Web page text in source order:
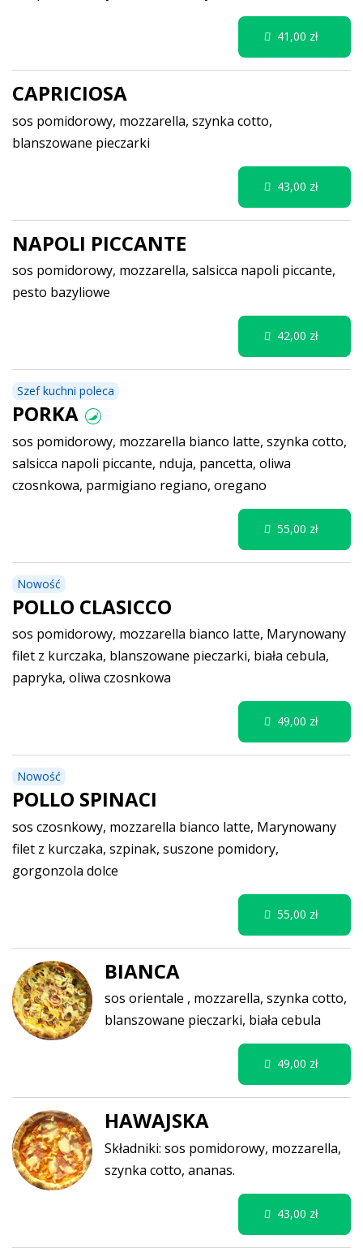
CAPRICIOSA
sos pomidorowy, mozzarella, szynka cotto,
blanszowane pieczarki
NAPOLI PICCANTE
sos pomidorowy, mozzarella, salsicca napoli piccante,
pesto bazyliowe
Szef kuchni poleca
PORKA
sos pomidorowy, mozzarella bianco latte, szynka cotto,
salsicca napoli piccante, nduja, pancetta, oliwa
czosnkowa, parmigiano regiano, oregano
Nowość
POLLO CLASICCO
sos pomidorowy, mozzarella bianco latte, Marynowany
filet z kurczaka, blanszowane pieczarki, biała cebula,
papryka, oliwa czosnkowa
Nowość
POLLO SPINACI
sos czosnkowy, mozzarella bianco latte, Marynowany
filet z kurczaka, szpinak, suszone pomidory,
gorgonzola dolce
BIANCA
sos orientale , mozzarella, szynka cotto,
blanszowane pieczarki, biała cebula
HAWAJSKA
Składniki: sos pomidorowy, mozzarella,
szynka cotto, ananas.